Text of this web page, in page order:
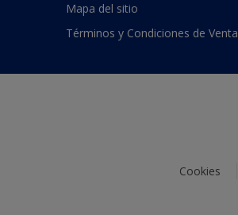
Mapa del sitio
Términos y Condiciones de Venta
Cookies